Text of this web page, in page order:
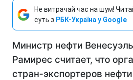
Не витрачай час на шум!
суть з РБК-Україна у Google
Министр нефти
Рамирес считает, что
стран-экспортеров